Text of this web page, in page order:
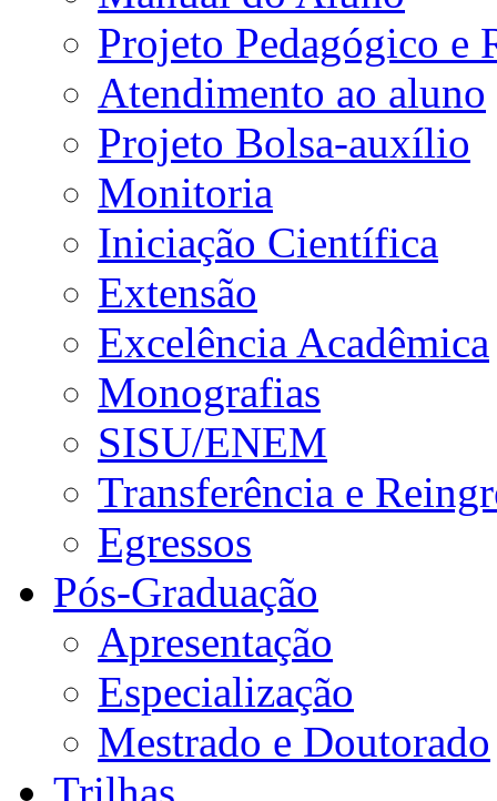
Projeto Pedagógico e
Atendimento ao aluno
Projeto Bolsa-auxílio
Monitoria
Iniciação Científica
Extensão
Excelência Acadêmica
Monografias
SISU/ENEM
Transferência e
Egressos
Pós-Graduação
Apresentação
Especialização
Mestrado e Doutorado
Trilhas